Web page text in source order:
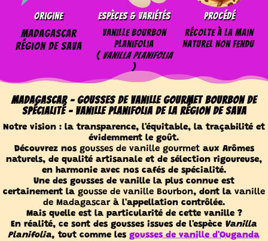
Origine
Madagascar
Région de Sava
Espèces & Variétés
Vanille Bourbon
Planifolia
(Vanilla Planifolia
)
Procédé
Récolte à la main
Naturel Non fendu
Madagascar - Gousses de vanille gourmet Bourbon de
spécialité- Vanille Planifolia de la région de Sava
Notre vision : la transparence, l'équitable, la traçabilité et
évidemment le goût.
Découvrez nos gousses de vanille gourmetaux Arômes
naturels, de qualité artisanale et de sélection rigoureuse,
en harmonie avec nos cafés de spécialité.
Une des gousses de vanille la plus connue est
certainement la gousse de vanille Bourbon, dont la vanille
de Madagascarà l'appellation contrôlée.
Mais quelle est la particularité de cette vanille ?
En réalité, ce sont des gousses issues de l'espèce Vanilla
Planifolia, tout comme les gousses de vanille d'Ouganda